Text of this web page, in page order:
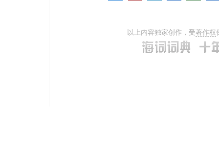
以上内容独家创作，受著作权